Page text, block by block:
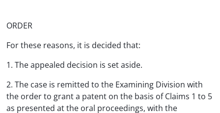
ORDER
For these reasons, it is decided that:
1. The appealed decision is set aside.
2. The case is remitted to the Examining Division with
the order to grant a patent on the basis of Claims 1 to 5
as presented at the oral proceedings, with the